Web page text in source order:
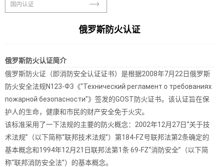
国内认证
俄罗斯防火认证
俄罗斯防火认证简介
俄罗斯防火证（即消防安全认证证书）是根据2008年7月22日俄罗斯
防火安全法规N123-Ф3《"Технический регламент о требованиях
пожарной безопасности"》签发的GOST防火证书。该认证旨在保
护人的生命，健康和市民的财产安全免于火灾。
该标准采用了一下法规的主要的防火概念：2002年12月27日“关于技
术法规”（以下简称“联邦技术法规”）第184-FZ号联邦法第2条确定的
基本概念和1994年12月21日联邦法第1条 69-FZ“消防安全”（以下简
称“联邦消防安全法”）的基本概念。